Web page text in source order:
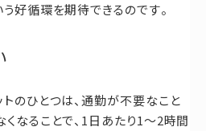
好循環を期待できるのです。
のひとつは、通勤が不要なこと
なることで、1日あたり1〜2時間